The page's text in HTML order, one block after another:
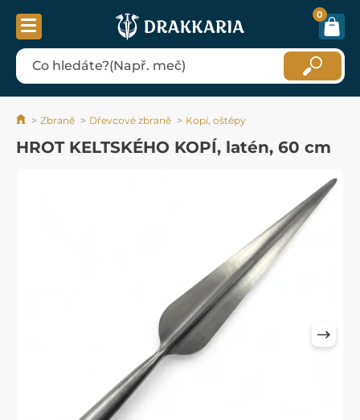
0
Zbraně Dřevcové zbraně Kopí, oštěpy
HROT KELTSKÉHO KOPÍ, latén, 60 cm